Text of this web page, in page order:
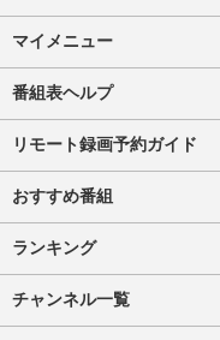
マイメニュー
番組表ヘルプ
リモート録画予約ガイド
おすすめ番組
ランキング
チャンネル一覧